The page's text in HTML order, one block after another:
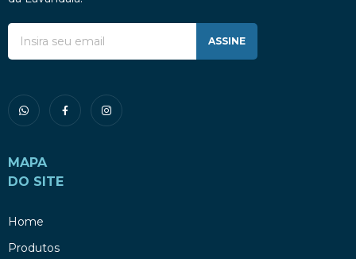
ASSINE
MAPA
DO SITE
Home
Produtos